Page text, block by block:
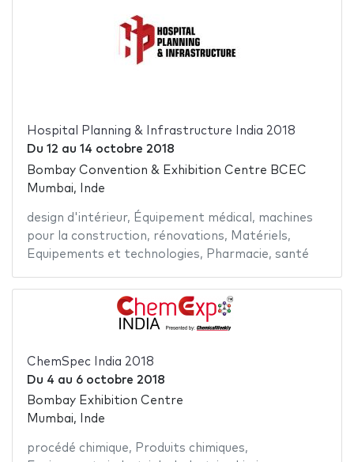
Hospital Planning & Infrastructure India 2018
Du 12 au 14 octobre 2018
Bombay Convention & Exhibition Centre BCEC
Mumbai, Inde
design d'intérieur, Équipement médical , machines
pour la construction, rénovations, Matériels,
Equipements et technologies, Pharmacie, santé
ChemSpec India 2018
Du 4 au 6 octobre 2018
Bombay Exhibition Centre
Mumbai, Inde
procédé chimique, Produits chimiques,